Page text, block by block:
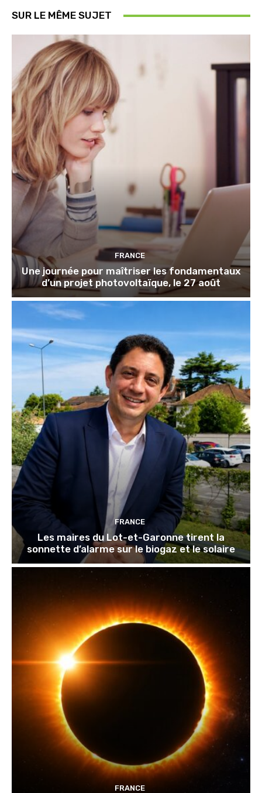
SUR LE MÊME SUJET
FRANCE
Une journée pour maîtriser les fondamentaux
d’un projet photovoltaïque, le 27 août
FRANCE
Les maires du Lot-et-Garonne tirent la
sonnette d’alarme sur le biogaz et le solaire
FRANCE